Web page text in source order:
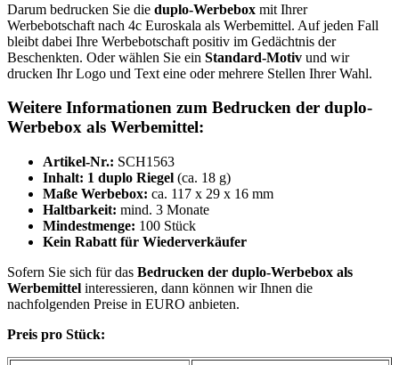
Darum bedrucken Sie die duplo-Werbebox mit Ihrer
Werbebotschaft nach 4c Euroskala als Werbemittel. Auf jeden Fall
bleibt dabei Ihre Werbebotschaft positiv im Gedächtnis der
Beschenkten. Oder wählen Sie ein Standard-Motiv und wir
drucken Ihr Logo und Text eine oder mehrere Stellen Ihrer Wahl.
Weitere Informationen zum Bedrucken der duplo-
Werbebox als Werbemittel:
Artikel-Nr.: SCH1563
Inhalt: 1 duplo Riegel (ca. 18 g)
Maße Werbebox: ca. 117 x 29 x 16 mm
Haltbarkeit: mind. 3 Monate
Mindestmenge: 100 Stück
Kein Rabatt für Wiederverkäufer
Sofern Sie sich für das Bedrucken der duplo-Werbebox als
Werbemittel interessieren, dann können wir Ihnen die
nachfolgenden Preise in EURO anbieten.
Preis pro Stück: